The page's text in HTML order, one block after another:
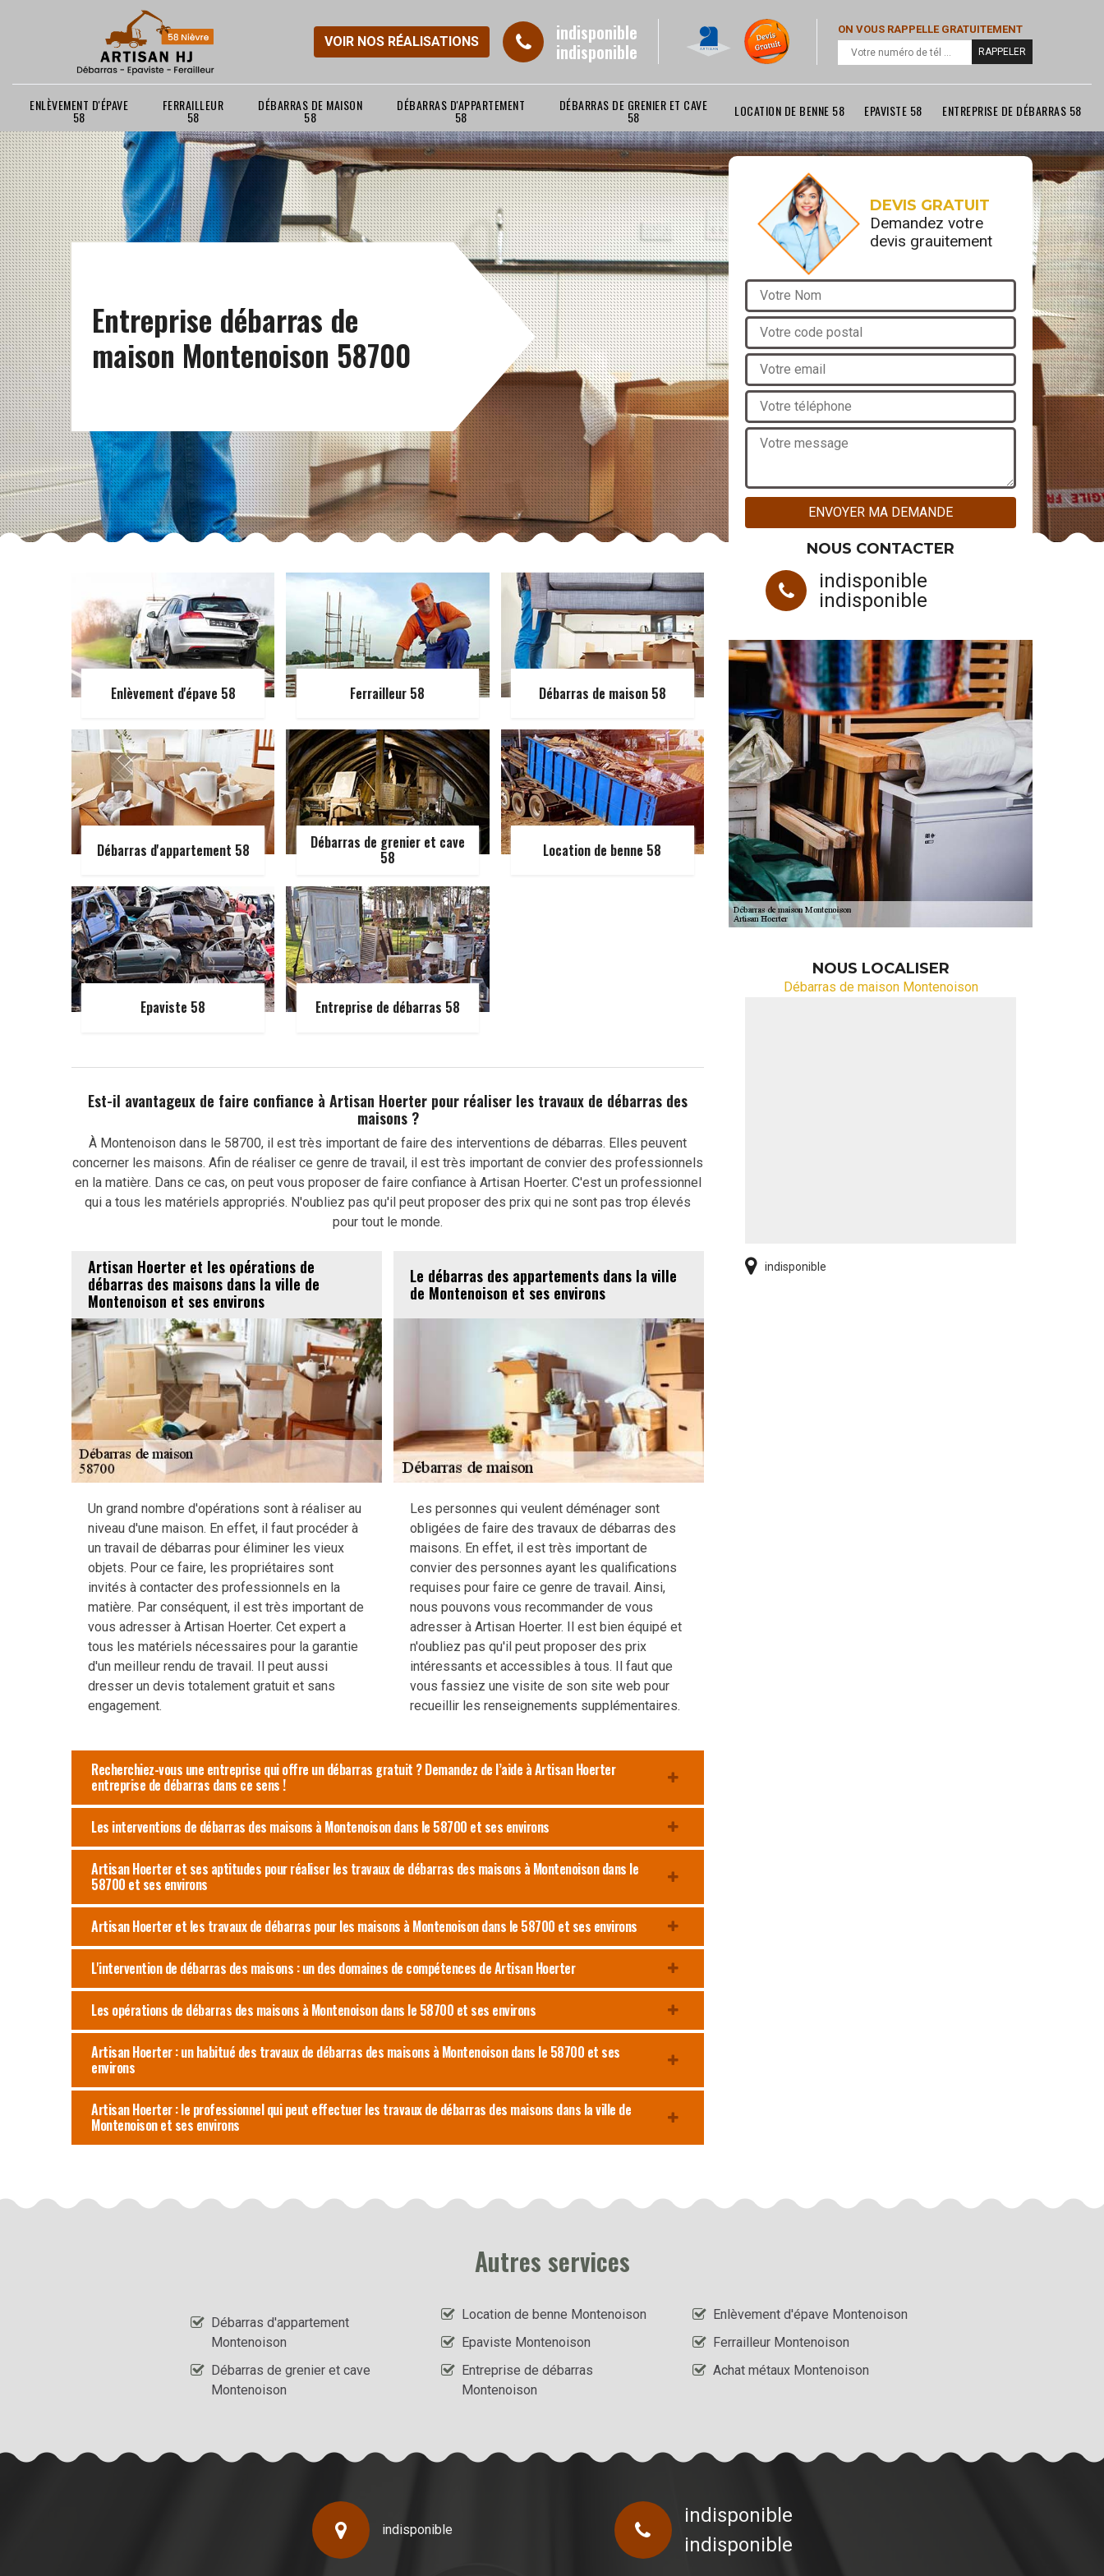
VOIR NOS RÉALISATIONS
indisponible
indisponible
ON VOUS RAPPELLE GRATUITEMENT
ENLÈVEMENT D'ÉPAVE
58
FERRAILLEUR
58
DÉBARRAS DE MAISON
58
DÉBARRAS D'APPARTEMENT
58
DÉBARRAS DE GRENIER ET CAVE
58 LOCATION DE BENNE 58 EPAVISTE 58 ENTREPRISE DE DÉBARRAS 58
Entreprise débarras de
maison Montenoison 58700
Enlèvement d'épave 58 Ferrailleur 58 Débarras de maison 58
Débarras d'appartement 58 Débarras de grenier et cave
58 Location de benne 58
Epaviste 58 Entreprise de débarras 58
Est-il avantageux de faire confiance à Artisan Hoerter pour réaliser les travaux de débarras des
maisons ?
À Montenoison dans le 58700, il est très important de faire des interventions de débarras. Elles peuvent
concerner les maisons. Afin de réaliser ce genre de travail, il est très important de convier des professionnels
en la matière. Dans ce cas, on peut vous proposer de faire confiance à Artisan Hoerter. C'est un professionnel
qui a tous les matériels appropriés. N'oubliez pas qu'il peut proposer des prix qui ne sont pas trop élevés
pour tout le monde.
Artisan Hoerter et les opérations de
débarras des maisons dans la ville de
Montenoison et ses environs
Un grand nombre d'opérations sont à réaliser au
niveau d'une maison. En effet, il faut procéder à
un travail de débarras pour éliminer les vieux
objets. Pour ce faire, les propriétaires sont
invités à contacter des professionnels en la
matière. Par conséquent, il est très important de
vous adresser à Artisan Hoerter. Cet expert a
tous les matériels nécessaires pour la garantie
d'un meilleur rendu de travail. Il peut aussi
dresser un devis totalement gratuit et sans
engagement.
Le débarras des appartements dans la ville
de Montenoison et ses environs
Les personnes qui veulent déménager sont
obligées de faire des travaux de débarras des
maisons. En effet, il est très important de
convier des personnes ayant les qualifications
requises pour faire ce genre de travail. Ainsi,
nous pouvons vous recommander de vous
adresser à Artisan Hoerter. Il est bien équipé et
n'oubliez pas qu'il peut proposer des prix
intéressants et accessibles à tous. Il faut que
vous fassiez une visite de son site web pour
recueillir les renseignements supplémentaires.
Recherchiez-vous une entreprise qui offre un débarras gratuit ? Demandez de l’aide à Artisan Hoerter
entreprise de débarras dans ce sens !
Les interventions de débarras des maisons à Montenoison dans le 58700 et ses environs
Artisan Hoerter et ses aptitudes pour réaliser les travaux de débarras des maisons à Montenoison dans le
58700 et ses environs
Artisan Hoerter et les travaux de débarras pour les maisons à Montenoison dans le 58700 et ses environs
L'intervention de débarras des maisons : un des domaines de compétences de Artisan Hoerter
Les opérations de débarras des maisons à Montenoison dans le 58700 et ses environs
Artisan Hoerter : un habitué des travaux de débarras des maisons à Montenoison dans le 58700 et ses
environs
Artisan Hoerter : le professionnel qui peut effectuer les travaux de débarras des maisons dans la ville de
Montenoison et ses environs
DEVIS GRATUIT
Demandez votre
devis grauitement
NOUS CONTACTER
indisponible
indisponible
NOUS LOCALISER
Débarras de maison Montenoison
indisponible
Autres services
Débarras d'appartement
Montenoison
Débarras de grenier et cave
Montenoison
Location de benne Montenoison
Epaviste Montenoison
Entreprise de débarras
Montenoison
Enlèvement d'épave Montenoison
Ferrailleur Montenoison
Achat métaux Montenoison
indisponible
indisponible
indisponible